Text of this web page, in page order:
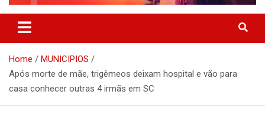
Home
MUNICIPIOS
Após morte de mãe, trigêmeos deixam hospital e vão para
casa conhecer outras 4 irmãs em SC